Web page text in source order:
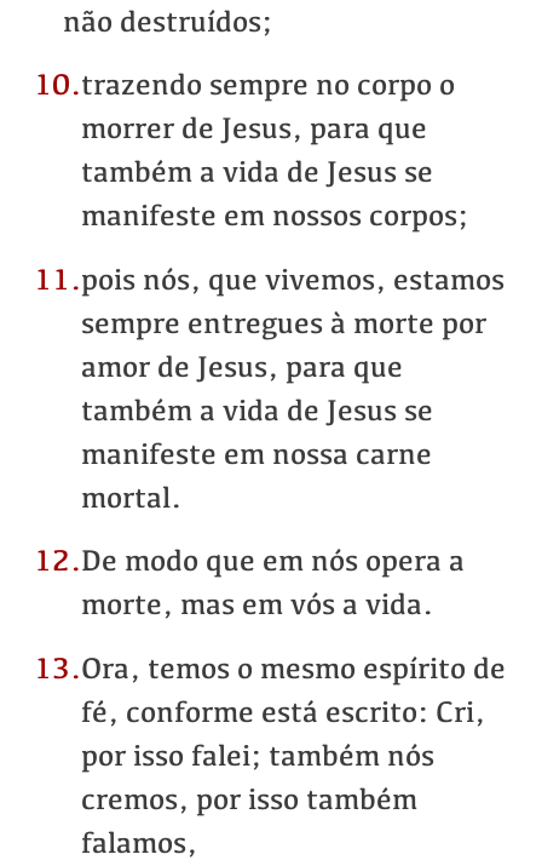
não destruídos;
10.trazendo sempre no corpo o
morrer de Jesus, para que
também a vida de Jesus se
manifeste em nossos corpos;
11.pois nós, que vivemos, estamos
sempre entregues à morte por
amor de Jesus, para que
também a vida de Jesus se
manifeste em nossa carne
mortal.
12.De modo que em nós opera a
morte, mas em vós a vida.
13.Ora, temos o mesmo espírito de
fé, conforme está escrito: Cri,
por isso falei; também nós
cremos, por isso também
falamos,